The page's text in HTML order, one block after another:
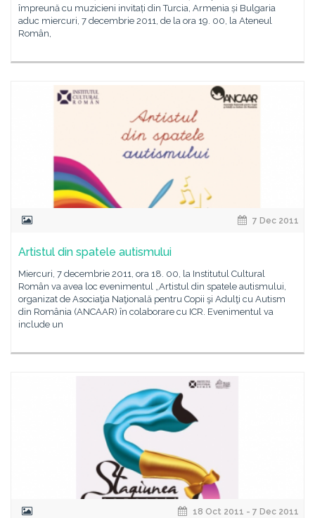
împreună cu muzicieni invitați din Turcia, Armenia și Bulgaria
aduc miercuri, 7 decembrie 2011, de la ora 19. 00, la Ateneul
Român,
7 Dec 2011
Artistul din spatele autismului
Miercuri, 7 decembrie 2011, ora 18. 00, la Institutul Cultural
Român va avea loc evenimentul „Artistul din spatele autismului,
organizat de Asociaţia Naţională pentru Copii şi Adulţi cu Autism
din România (ANCAAR) în colaborare cu ICR. Evenimentul va
include un
18 Oct 2011 - 7 Dec 2011